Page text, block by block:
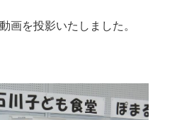
画を投影いたしました。